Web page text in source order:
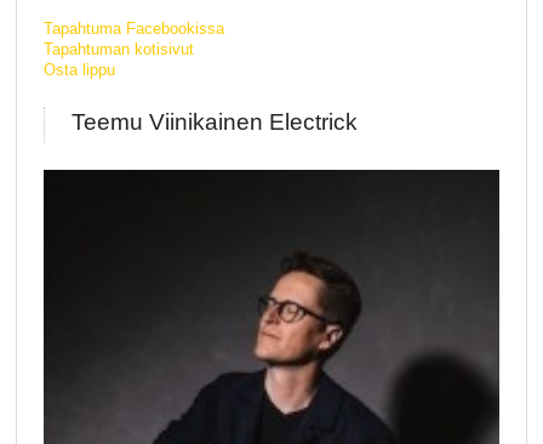
Tapahtuma Facebookissa
Tapahtuman kotisivut
Osta lippu
Teemu Viinikainen Electrick